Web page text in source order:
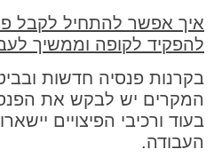
איך אפשר להתחיל לקבל
להפקיד לקופה וממשיך
בקרנות פנסיה חדשות
המקרים יש לבקש את
בעוד ורכיבי הפיצויים
העבודה.